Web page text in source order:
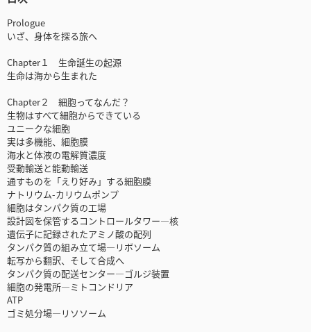
Prologue
いざ、身体を探る旅へ
Chapter１ 生命誕生の起源
生命は海から生まれた
Chapter２ 細胞ってなんだ？
生物はすべて細胞からできている
ユニークな細胞
実は多機能、細胞膜
海水と体液の電解質濃度
受動輸送と能動輸送
通すものを「えり好み」する細胞膜
ナトリウム-カリウムポンプ
細胞はタンパク質の工場
設計図を保管するコントロールタワー—核
遺伝子に記録されたアミノ酸の配列
タンパク質の組み立て場—リボソーム
転写から翻訳、そして合成へ
タンパク質の配送センター—ゴルジ装置
細胞の発電所—ミトコンドリア
ATP
ゴミ処分場—リソソーム